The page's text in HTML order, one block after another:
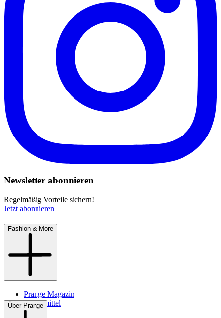
Newsletter abonnieren
Regelmäßig Vorteile sichern!
Jetzt abonnieren
Fashion & More
Prange Magazin
Pflegemittel
Über Prange